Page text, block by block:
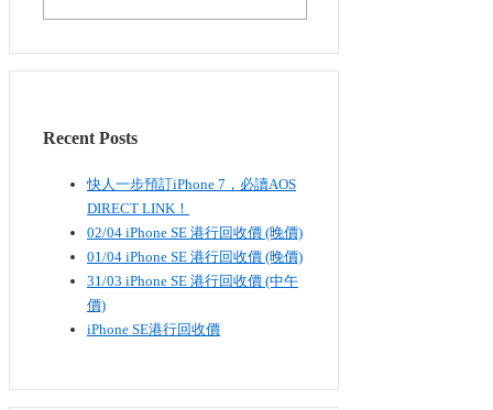
Recent Posts
快人一步預訂iPhone 7，必讀AOS
DIRECT LINK！
02/04 iPhone SE​ 港行回收價 (晚價)
01/04 iPhone SE​ 港行回收價 (晚價)
31/03 iPhone SE​ 港行回收價 (中午
價)
iPhone SE港行回收價